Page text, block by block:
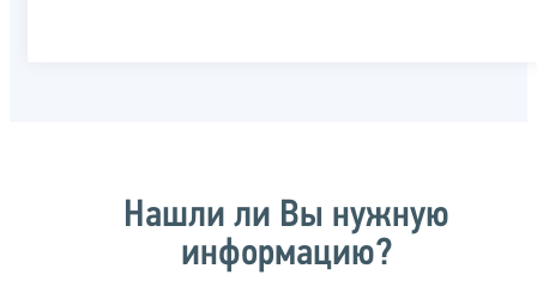
Нашли ли Вы нужную
информацию?